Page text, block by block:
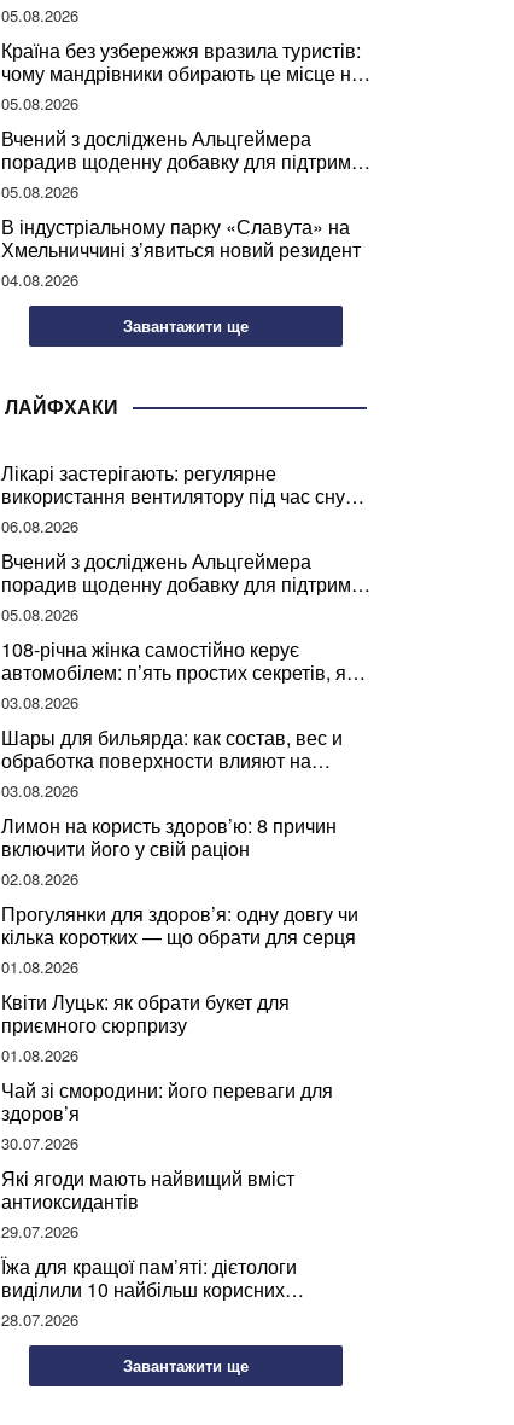
05.08.2026
Країна без узбережжя вразила туристів:
чому мандрівники обирають це місце на
відпочинок
05.08.2026
Вчений з досліджень Альцгеймера
порадив щоденну добавку для підтримки
мозкової діяльності
05.08.2026
В індустріальному парку «Славута» на
Хмельниччині з’явиться новий резидент
04.08.2026
Завантажити ще
ЛАЙФХАКИ
Лікарі застерігають: регулярне
використання вентилятору під час сну
може негативно вплинути на ваше
здоров’я
06.08.2026
Вчений з досліджень Альцгеймера
порадив щоденну добавку для підтримки
мозкової діяльності
05.08.2026
108-річна жінка самостійно керує
автомобілем: п’ять простих секретів, які
допомогли їй дожити до століття
03.08.2026
Шары для бильярда: как состав, вес и
обработка поверхности влияют на
динамику игры
03.08.2026
Лимон на користь здоров’ю: 8 причин
включити його у свій раціон
02.08.2026
Прогулянки для здоров’я: одну довгу чи
кілька коротких — що обрати для серця
01.08.2026
Квіти Луцьк: як обрати букет для
приємного сюрпризу
01.08.2026
Чай зі смородини: його переваги для
здоров’я
30.07.2026
Які ягоди мають найвищий вміст
антиоксидантів
29.07.2026
Їжа для кращої пам’яті: дієтологи
виділили 10 найбільш корисних
продуктів
28.07.2026
Завантажити ще